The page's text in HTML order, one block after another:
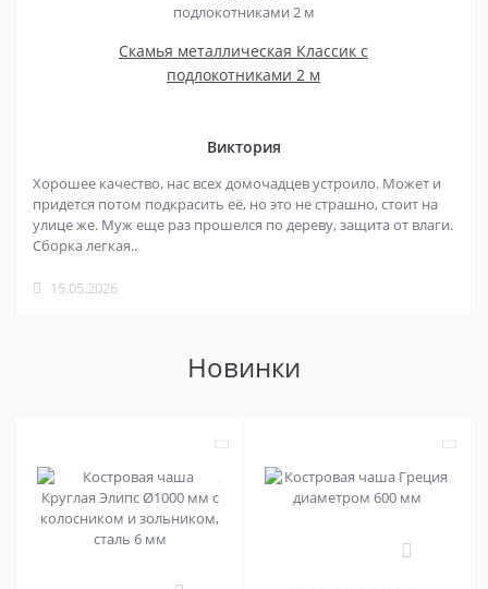
Скамья металлическая Классик с
подлокотниками 2 м
Виктория
Хорошее качество, нас всех домочадцев устроило. Может и
придется потом подкрасить её, но это не страшно, стоит на
улице же. Муж еще раз прошелся по дереву, защита от влаги.
Сборка легкая..
15.05.2026
Новинки